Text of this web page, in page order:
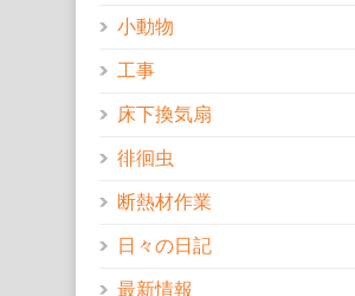
小動物
工事
床下換気扇
徘徊虫
断熱材作業
日々の日記
最新情報